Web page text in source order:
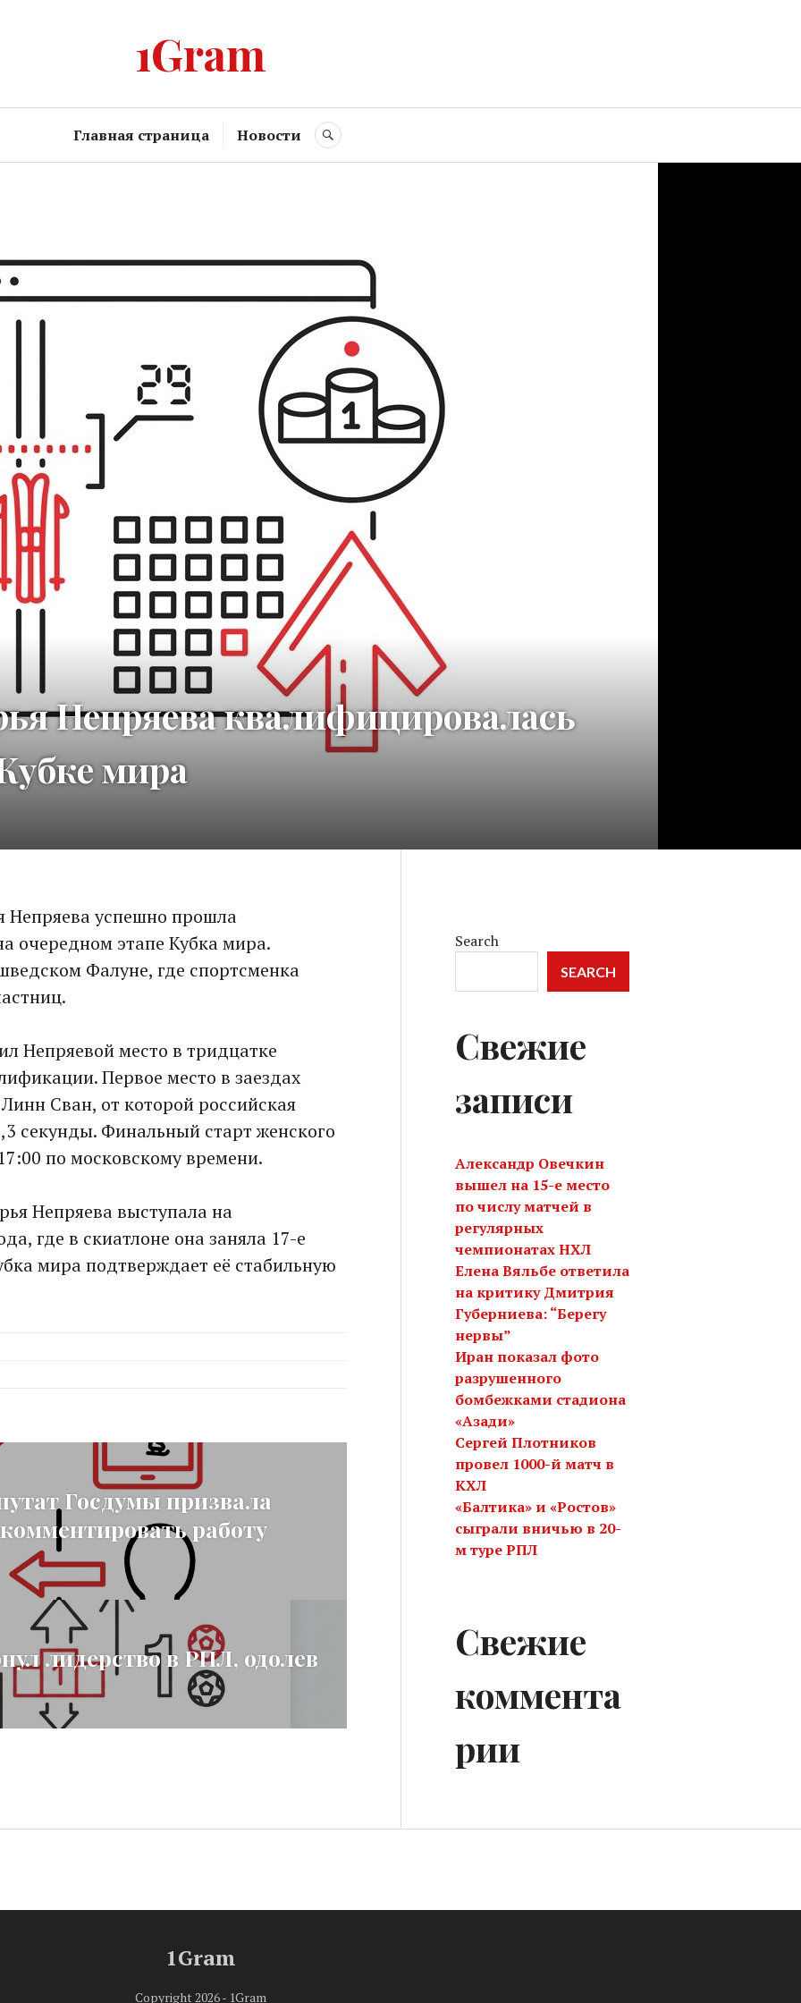
1Gram
Главная страница Новости SEARCH
Непряева квалифицировалась
мира
Непряева успешно прошла
очередном этапе Кубка мира.
Фалуне, где спортсменка
Непряевой место в тридцатке
Первое место в заездах
Сван, от которой российская
секунды. Финальный старт женского
по московскому времени.
Непряева выступала на
где в скиатлоне она заняла 17-е
мира подтверждает её стабильную
Госдумы призвала
работу
лидерство в РПЛ, одолев
Search
SEARCH
Свежие
записи
Александр Овечкин
вышел на 15-е место
по числу матчей в
регулярных
чемпионатах НХЛ
Елена Вяльбе ответила
на критику Дмитрия
Губерниева: “Берегу
нервы”
Иран показал фото
разрушенного
бомбежками стадиона
«Азади»
Сергей Плотников
провел 1000-й матч в
КХЛ
«Балтика» и «Ростов»
сыграли вничью в 20-
м туре РПЛ
Свежие
коммента
рии
1Gram
Copyright 2026 - 1Gram